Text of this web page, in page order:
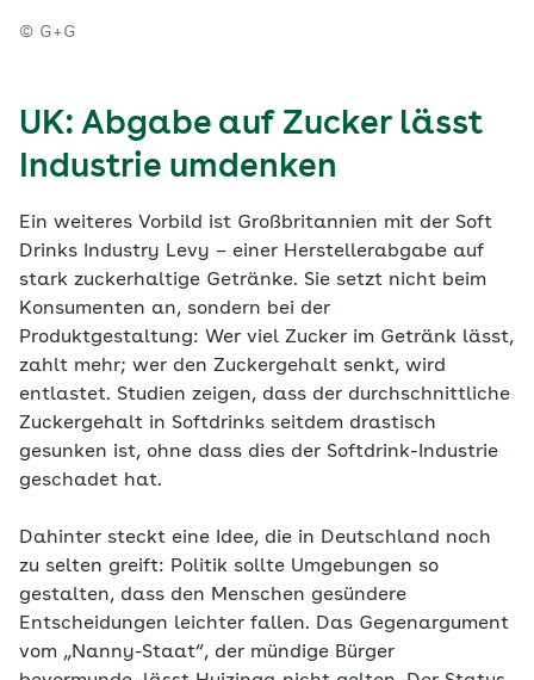
© G+G
UK: Abgabe auf Zucker lässt
Industrie umdenken
Ein weiteres Vorbild ist Großbritannien mit der Soft
Drinks Industry Levy – einer Herstellerabgabe auf
stark zuckerhaltige Getränke. Sie setzt nicht beim
Konsumenten an, sondern bei der
Produktgestaltung: Wer viel Zucker im Getränk lässt,
zahlt mehr; wer den Zuckergehalt senkt, wird
entlastet. Studien zeigen, dass der durchschnittliche
Zuckergehalt in Softdrinks seitdem drastisch
gesunken ist, ohne dass dies der Softdrink-Industrie
geschadet hat.
Dahinter steckt eine Idee, die in Deutschland noch
zu selten greift: Politik sollte Umgebungen so
gestalten, dass den Menschen gesündere
Entscheidungen leichter fallen. Das Gegenargument
vom „Nanny-Staat“, der mündige Bürger